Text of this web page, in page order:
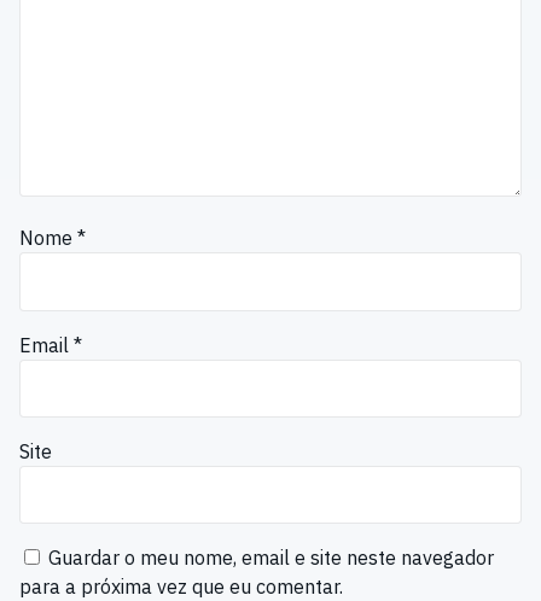
Nome *
Email *
Site
Guardar o meu nome, email e site neste navegador
para a próxima vez que eu comentar.